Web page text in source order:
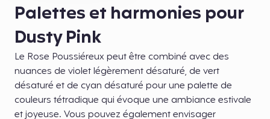
Palettes et harmonies pour
Dusty Pink
Le Rose Poussiéreux peut être combiné avec des
nuances de violet légèrement désaturé, de vert
désaturé et de cyan désaturé pour une palette de
couleurs tétradique qui évoque une ambiance estivale
et joyeuse. Vous pouvez également envisager